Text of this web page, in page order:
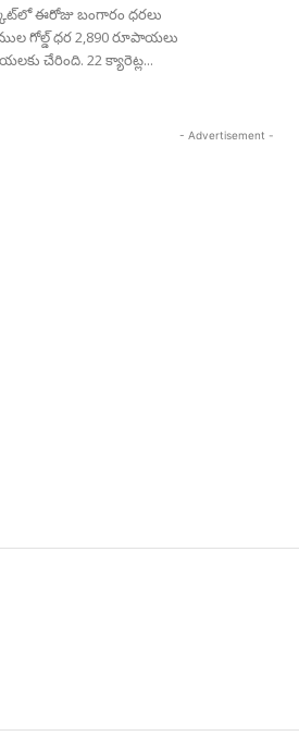
ఈరోజు బంగారం ధరలు
గోల్డ్‌ ధర 2,890 రూపాయలు
చేరింది. 22 క్యారెట్ల...
- Advertisement -